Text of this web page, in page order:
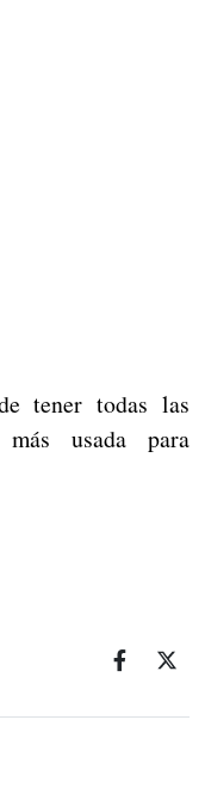
tener todas las
usada para